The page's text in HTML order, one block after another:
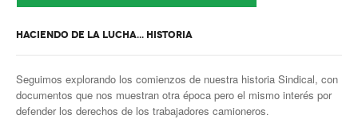
Secretaría de fiscalización
Secretaría de política de transporte
Secretaría de asuntos seccionales
Secretaría de la Mujer
HACIENDO DE LA LUCHA... HISTORIA
Seguimos explorando los comienzos de nuestra historia Sindical, con
documentos que nos muestran otra época pero el mismo interés por
defender los derechos de los trabajadores camioneros.